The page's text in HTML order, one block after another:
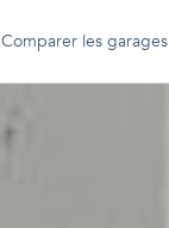
Comparer les garages